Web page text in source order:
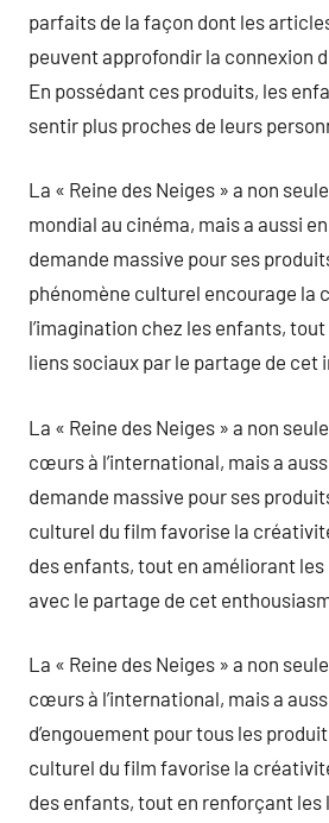
parfaits de la façon dont les
peuvent approfondir la connexion
En possédant ces produits, les
sentir plus proches de leurs
La « Reine des Neiges » a non
mondial au cinéma, mais a aussi
demande massive pour ses
phénomène culturel encourage la
l’imagination chez les enfants,
liens sociaux par le partage de cet
La « Reine des Neiges » a non
cœurs à l’international, mais a
demande massive pour ses
culturel du film favorise la
des enfants, tout en améliorant
avec le partage de cet
La « Reine des Neiges » a non
cœurs à l’international, mais a
d’engouement pour tous les
culturel du film favorise la
des enfants, tout en renforçant